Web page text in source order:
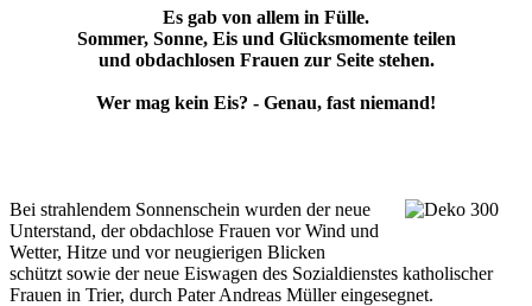
Es gab von allem in Fülle.
Sommer, Sonne, Eis und Glücksmomente teilen
und obdachlosen Frauen zur Seite stehen.
Wer mag kein Eis? - Genau, fast niemand!
Bei strahlendem Sonnenschein wurden der neue
Unterstand, der obdachlose Frauen vor Wind und
Wetter, Hitze und vor neugierigen Blicken
schützt sowie der neue Eiswagen des Sozialdienstes katholischer
Frauen in Trier, durch Pater Andreas Müller eingesegnet.